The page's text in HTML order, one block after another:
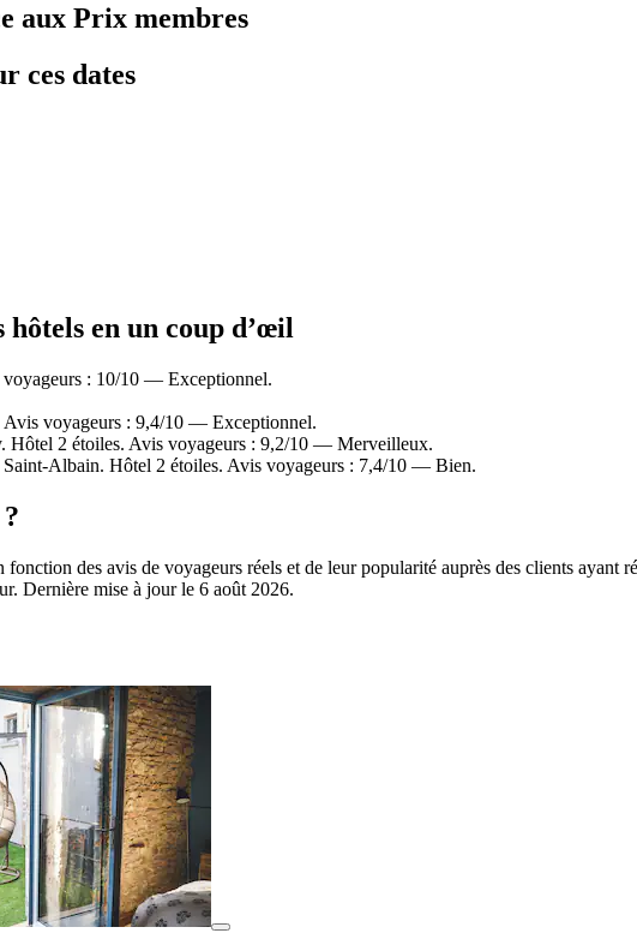
aux Prix membres
ces dates
en un coup d’œil
: 10/10 — Exceptionnel.
voyageurs : 9,4/10 — Exceptionnel.
2 étoiles. Avis voyageurs : 9,2/10 — Merveilleux.
Albain. Hôtel 2 étoiles. Avis voyageurs : 7,4/10 — Bien.
fonction des avis de voyageurs réels et de leur popularité auprès des clients
Dernière mise à jour le 6 août 2026.